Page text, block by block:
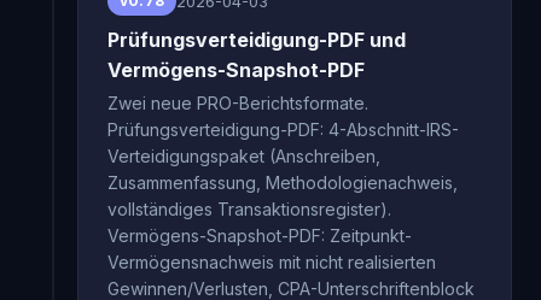
Prüfungsverteidigung-PDF und
Vermögens-Snapshot-PDF
Zwei neue PRO-Berichtsformate.
Prüfungsverteidigung-PDF: 4-Abschnitt-IRS-
Verteidigungspaket (Anschreiben,
Zusammenfassung, Methodologienachweis,
vollständiges Transaktionsregister).
Vermögens-Snapshot-PDF: Zeitpunkt-
Vermögensnachweis mit nicht realisierten
Gewinnen/Verlusten, CPA-Unterschriftenblock